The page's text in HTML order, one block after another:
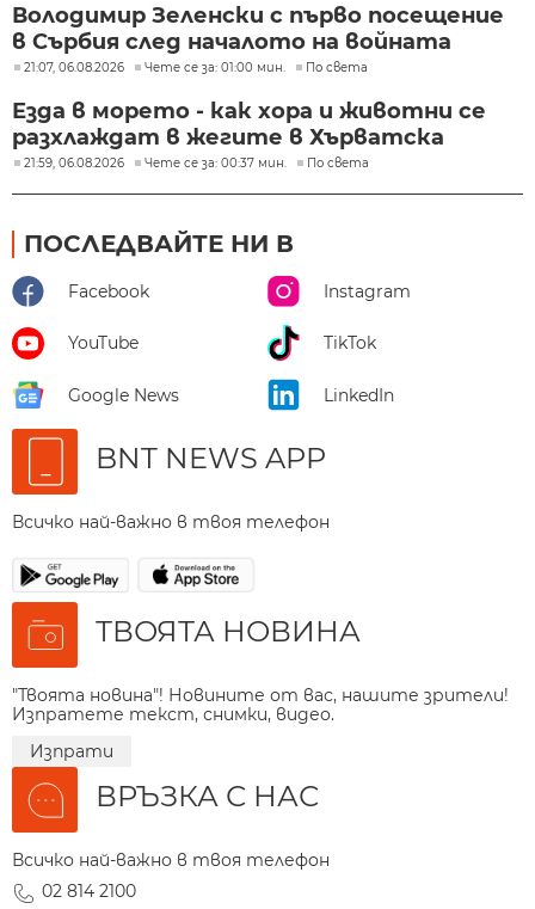
Володимир Зеленски с първо посещение
в Сърбия след началото на войната
21:07, 06.08.2026 Чете се за: 01:00 мин. По света
Езда в морето - как хора и животни се
разхлаждат в жегите в Хърватска
21:59, 06.08.2026 Чете се за: 00:37 мин. По света
ПОСЛЕДВАЙТЕ НИ В
Facebook Instagram
YouTube TikTok
Google News LinkedIn
BNT NEWS APP
Всичко най-важно в твоя телефон
ТВОЯТА НОВИНА
"Твоята новина"! Новините от вас, нашите зрители!
Изпратете текст, снимки, видео.
Изпрати
ВРЪЗКА С НАС
Всичко най-важно в твоя телефон
02 814 2100